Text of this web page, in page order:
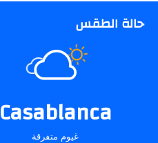
حالة الطقس
Casablanca
غيوم متفرقة